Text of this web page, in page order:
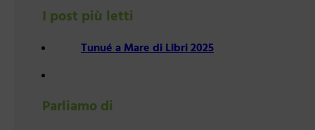
I post più letti
Tunué a Mare di Libri 2025
Parliamo di